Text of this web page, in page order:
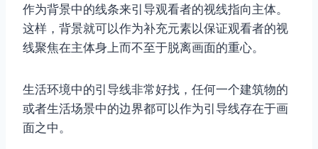
作为背景中的线条来引导观看者的视线指向主体。
这样，背景就可以作为补充元素以保证观看者的视
线聚焦在主体身上而不至于脱离画面的重心。
生活环境中的引导线非常好找，任何一个建筑物的
或者生活场景中的边界都可以作为引导线存在于画
面之中。